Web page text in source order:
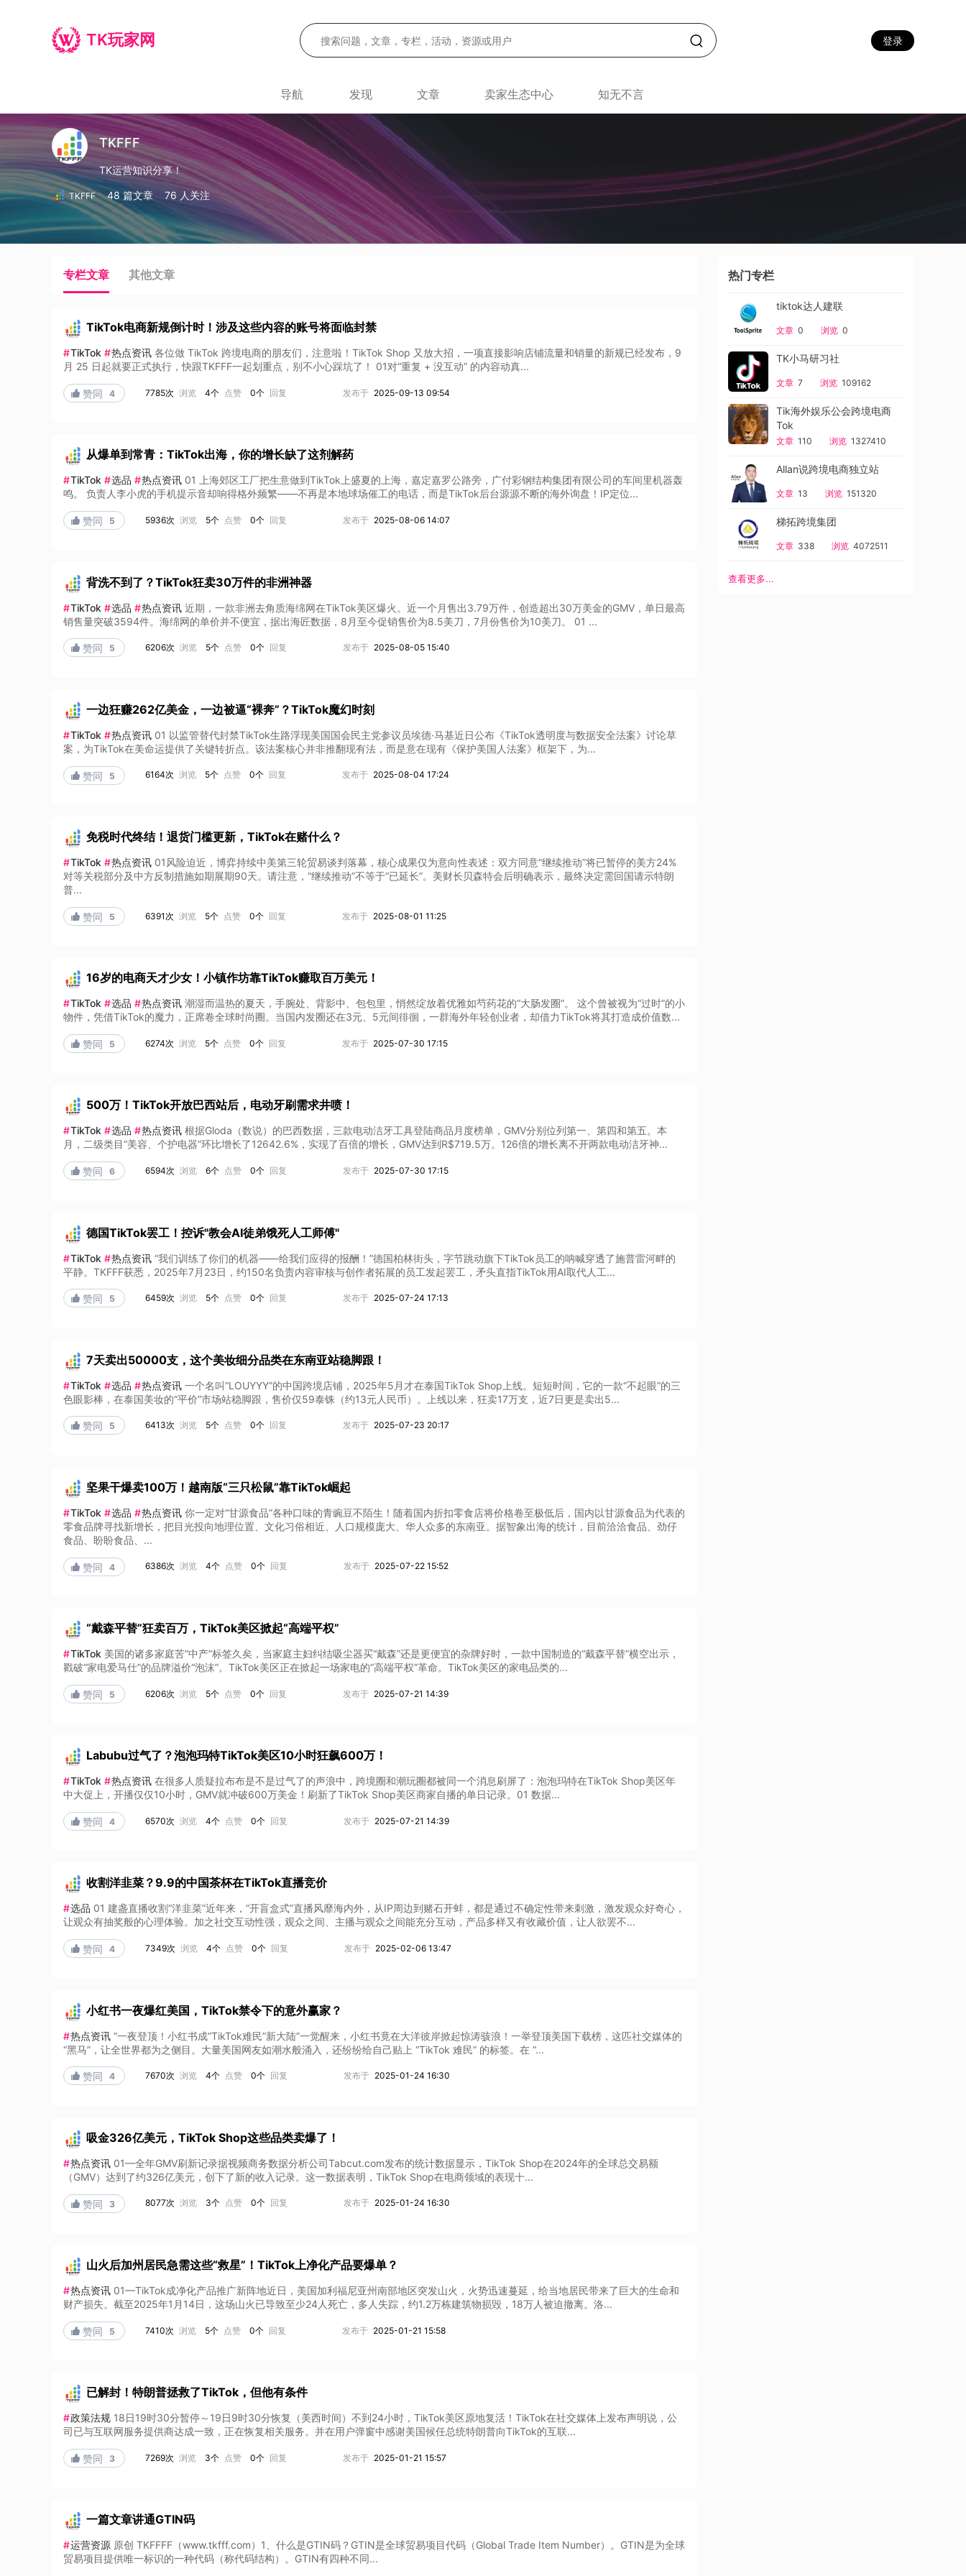
TK玩家网 登录
导航 发现 文章 卖家生态中心 知无不言
TKFFF
TK运营知识分享！
TKFFF 48 篇文章 76 人关注
专栏文章 其他文章
TikTok电商新规倒计时！涉及这些内容的账号将面临封禁
#TikTok #热点资讯 各位做 TikTok 跨境电商的朋友们，注意啦！TikTok Shop 又放大招，一项直接影响店铺流量和销量的新规已经发布，9
月 25 日起就要正式执行，快跟TKFFF一起划重点，别不小心踩坑了！ 01对“重复 + 没互动” 的内容动真...
 赞同 4 7785次 浏览 4个 点赞 0个 回复 发布于 2025-09-13 09:54
从爆单到常青：TikTok出海，你的增长缺了这剂解药
#TikTok #选品 #热点资讯 01 上海郊区工厂把生意做到TikTok上盛夏的上海，嘉定嘉罗公路旁，广付彩钢结构集团有限公司的车间里机器轰
鸣。 负责人李小虎的手机提示音却响得格外频繁——不再是本地球场催工的电话，而是TikTok后台源源不断的海外询盘！IP定位...
 赞同 5 5936次 浏览 5个 点赞 0个 回复 发布于 2025-08-06 14:07
背洗不到了？TikTok狂卖30万件的非洲神器
#TikTok #选品 #热点资讯 近期，一款非洲去角质海绵网在TikTok美区爆火。近一个月售出3.79万件，创造超出30万美金的GMV，单日最高
销售量突破3594件。海绵网的单价并不便宜，据出海匠数据，8月至今促销售价为8.5美刀，7月份售价为10美刀。 01 ...
 赞同 5 6206次 浏览 5个 点赞 0个 回复 发布于 2025-08-05 15:40
一边狂赚262亿美金，一边被逼“裸奔”？TikTok魔幻时刻
#TikTok #热点资讯 01 以监管替代封禁TikTok生路浮现美国国会民主党参议员埃德·马基近日公布《TikTok透明度与数据安全法案》讨论草
案，为TikTok在美命运提供了关键转折点。该法案核心并非推翻现有法，而是意在现有《保护美国人法案》框架下，为...
 赞同 5 6164次 浏览 5个 点赞 0个 回复 发布于 2025-08-04 17:24
免税时代终结！退货门槛更新，TikTok在赌什么？
#TikTok #热点资讯 01风险迫近，博弈持续中美第三轮贸易谈判落幕，核心成果仅为意向性表述：双方同意“继续推动”将已暂停的美方24%
对等关税部分及中方反制措施如期展期90天。请注意，“继续推动”不等于“已延长”。美财长贝森特会后明确表示，最终决定需回国请示特朗
普...
 赞同 5 6391次 浏览 5个 点赞 0个 回复 发布于 2025-08-01 11:25
16岁的电商天才少女！小镇作坊靠TikTok赚取百万美元！
#TikTok #选品 #热点资讯 潮湿而温热的夏天，手腕处、背影中、包包里，悄然绽放着优雅如芍药花的“大肠发圈”。 这个曾被视为“过时”的小
物件，凭借TikTok的魔力，正席卷全球时尚圈。当国内发圈还在3元、5元间徘徊，一群海外年轻创业者，却借力TikTok将其打造成价值数...
 赞同 5 6274次 浏览 5个 点赞 0个 回复 发布于 2025-07-30 17:15
500万！TikTok开放巴西站后，电动牙刷需求井喷！
#TikTok #选品 #热点资讯 根据Gloda（数说）的巴西数据，三款电动洁牙工具登陆商品月度榜单，GMV分别位列第一、第四和第五。本
月，二级类目“美容、个护电器”环比增长了12642.6%，实现了百倍的增长，GMV达到R$719.5万。126倍的增长离不开两款电动洁牙神...
 赞同 6 6594次 浏览 6个 点赞 0个 回复 发布于 2025-07-30 17:15
德国TikTok罢工！控诉"教会AI徒弟饿死人工师傅"
#TikTok #热点资讯 “我们训练了你们的机器——给我们应得的报酬！”德国柏林街头，字节跳动旗下TikTok员工的呐喊穿透了施普雷河畔的
平静。TKFFF获悉，2025年7月23日，约150名负责内容审核与创作者拓展的员工发起罢工，矛头直指TikTok用AI取代人工...
 赞同 5 6459次 浏览 5个 点赞 0个 回复 发布于 2025-07-24 17:13
7天卖出50000支，这个美妆细分品类在东南亚站稳脚跟！
#TikTok #选品 #热点资讯 一个名叫“LOUYYY”的中国跨境店铺，2025年5月才在泰国TikTok Shop上线。短短时间，它的一款“不起眼”的三
色眼影棒，在泰国美妆的“平价”市场站稳脚跟，售价仅59泰铢（约13元人民币）。上线以来，狂卖17万支，近7日更是卖出5...
 赞同 5 6413次 浏览 5个 点赞 0个 回复 发布于 2025-07-23 20:17
坚果干爆卖100万！越南版“三只松鼠”靠TikTok崛起
#TikTok #选品 #热点资讯 你一定对“甘源食品”各种口味的青豌豆不陌生！随着国内折扣零食店将价格卷至极低后，国内以甘源食品为代表的
零食品牌寻找新增长，把目光投向地理位置、文化习俗相近、人口规模庞大、华人众多的东南亚。据智象出海的统计，目前洽洽食品、劲仔
食品、盼盼食品、...
 赞同 4 6386次 浏览 4个 点赞 0个 回复 发布于 2025-07-22 15:52
“戴森平替”狂卖百万，TikTok美区掀起“高端平权”
#TikTok 美国的诸多家庭苦“中产”标签久矣，当家庭主妇纠结吸尘器买“戴森”还是更便宜的杂牌好时，一款中国制造的“戴森平替”横空出示，
戳破“家电爱马仕”的品牌溢价“泡沫”。TikTok美区正在掀起一场家电的“高端平权”革命。TikTok美区的家电品类的...
 赞同 5 6206次 浏览 5个 点赞 0个 回复 发布于 2025-07-21 14:39
Labubu过气了？泡泡玛特TikTok美区10小时狂飙600万！
#TikTok #热点资讯 在很多人质疑拉布布是不是过气了的声浪中，跨境圈和潮玩圈都被同一个消息刷屏了：泡泡玛特在TikTok Shop美区年
中大促上，开播仅仅10小时，GMV就冲破600万美金！刷新了TikTok Shop美区商家自播的单日记录。01 数据...
 赞同 4 6570次 浏览 4个 点赞 0个 回复 发布于 2025-07-21 14:39
收割洋韭菜？9.9的中国茶杯在TikTok直播竞价
#选品 01 建盏直播收割“洋韭菜”近年来，“开盲盒式”直播风靡海内外，从IP周边到赌石开蚌，都是通过不确定性带来刺激，激发观众好奇心，
让观众有抽奖般的心理体验。加之社交互动性强，观众之间、主播与观众之间能充分互动，产品多样又有收藏价值，让人欲罢不...
 赞同 4 7349次 浏览 4个 点赞 0个 回复 发布于 2025-02-06 13:47
小红书一夜爆红美国，TikTok禁令下的意外赢家？
#热点资讯 “一夜登顶！小红书成“TikTok难民”新大陆”一觉醒来，小红书竟在大洋彼岸掀起惊涛骇浪！一举登顶美国下载榜，这匹社交媒体的
“黑马”，让全世界都为之侧目。‍大量美国网友如潮水般涌入，还纷纷给自己贴上 “TikTok 难民” 的标签。在 “...
 赞同 4 7670次 浏览 4个 点赞 0个 回复 发布于 2025-01-24 16:30
吸金326亿美元，TikTok Shop这些品类卖爆了！
#热点资讯 01—全年GMV刷新记录据视频商务数据分析公司Tabcut.com发布的统计数据显示，TikTok Shop在2024年的全球总交易额
（GMV）达到了约326亿美元，创下了新的收入记录。这一数据表明，TikTok Shop在电商领域的表现十...
 赞同 3 8077次 浏览 3个 点赞 0个 回复 发布于 2025-01-24 16:30
山火后加州居民急需这些“救星”！TikTok上净化产品要爆单？
#热点资讯 01—TikTok成净化产品推广新阵地近日，美国加利福尼亚州南部地区突发山火，火势迅速蔓延，给当地居民带来了巨大的生命和
财产损失。截至2025年1月14日，这场山火已导致至少24人死亡，多人失踪，约1.2万栋建筑物损毁，18万人被迫撤离。洛...
 赞同 5 7410次 浏览 5个 点赞 0个 回复 发布于 2025-01-21 15:58
已解封！特朗普拯救了TikTok，但他有条件
#政策法规 18日19时30分暂停～19日9时30分恢复（美西时间）不到24小时，TikTok美区原地复活！TikTok在社交媒体上发布声明说，公
司已与互联网服务提供商达成一致，正在恢复相关服务。并在用户弹窗中感谢美国候任总统特朗普向TikTok的互联...
 赞同 3 7269次 浏览 3个 点赞 0个 回复 发布于 2025-01-21 15:57
一篇文章讲通GTIN码
#运营资源 原创 TKFFFF（www.tkfff.com）1、什么是GTIN码？GTIN是全球贸易项目代码（Global Trade Item Number）。GTIN是为全球
贸易项目提供唯一标识的一种代码（称代码结构）。GTIN有四种不同...
热门专栏
tiktok达人建联
文章 0 浏览 0
TK小马研习社
文章 7 浏览 109162
Tik海外娱乐公会跨境电商
Tok
文章 110 浏览 1327410
Allan说跨境电商独立站
文章 13 浏览 151320
梯拓跨境集团
文章 338 浏览 4072511
查看更多...